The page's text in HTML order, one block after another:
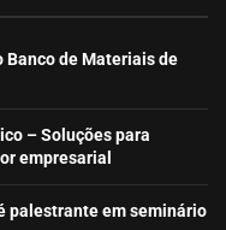
Banco de Materiais de
– Soluções para
empresarial
palestrante em seminário